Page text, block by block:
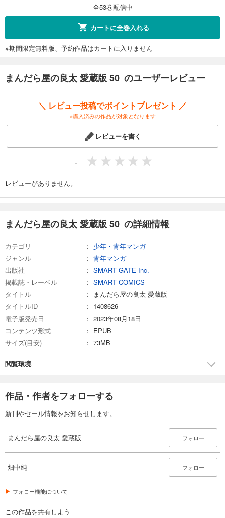
まんだら屋の良太 愛蔵版 52
完結
あらすじを表示する
まんだら屋の良太 愛蔵版 53
円 (税込)
全53巻配信中
カートに全巻入れる
※期間限定無料版、予約作品はカートに入りません
まんだら屋の良太 愛蔵版 50 のユーザーレビュー
＼ レビュー投稿でポイントプレゼント ／
※購入済みの作品が対象となります
レビューを書く
-
レビューがありません。
まんだら屋の良太 愛蔵版 50 の詳細情報
カテゴリ
少年・青年マンガ
ジャンル
青年マンガ
出版社
SMART GATE Inc.
掲載誌・レーベル
SMART COMICS
タイトル
まんだら屋の良太 愛蔵版
タイトルID
1408626
電子版発売日
2023年08月18日
コンテンツ形式
EPUB
サイズ(目安)
73MB
閲覧環境
作品・作者をフォローする
新刊やセール情報をお知らせします。
まんだら屋の良太 愛蔵版 フォロー
畑中純 フォロー
フォロー機能について
この作品を共有しよう